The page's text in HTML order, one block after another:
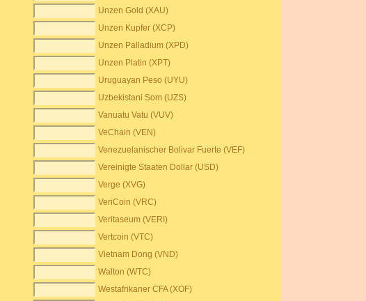
Unzen Gold (XAU)
Unzen Kupfer (XCP)
Unzen Palladium (XPD)
Unzen Platin (XPT)
Uruguayan Peso (UYU)
Uzbekistani Som (UZS)
Vanuatu Vatu (VUV)
VeChain (VEN)
Venezuelanischer Bolivar Fuerte (VEF)
Vereinigte Staaten Dollar (USD)
Verge (XVG)
VeriCoin (VRC)
Veritaseum (VERI)
Vertcoin (VTC)
Vietnam Dong (VND)
Walton (WTC)
Westafrikaner CFA (XOF)